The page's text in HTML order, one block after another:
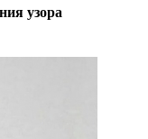
узора